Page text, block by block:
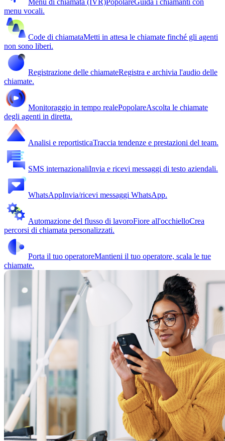
Menu di chiamata (IVR)PopolareGuida i chiamanti con
menu vocali.
Code di chiamataMetti in attesa le chiamate finché gli agenti
non sono liberi.
Registrazione delle chiamateRegistra e archivia l'audio delle
chiamate.
Monitoraggio in tempo realePopolareAscolta le chiamate
degli agenti in diretta.
Analisi e reportisticaTraccia tendenze e prestazioni del team.
SMS internazionaliInvia e ricevi messaggi di testo aziendali.
WhatsAppInvia/ricevi messaggi WhatsApp.
Automazione del flusso di lavoroFiore all'occhielloCrea
percorsi di chiamata personalizzati.
Porta il tuo operatoreMantieni il tuo operatore, scala le tue
chiamate.